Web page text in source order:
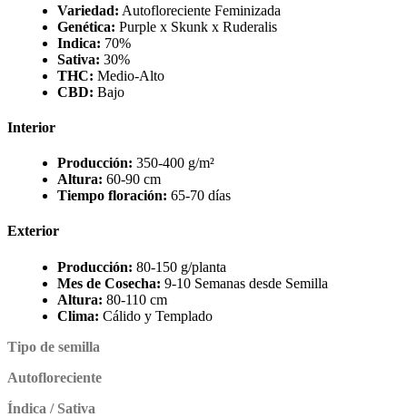
Variedad: Autofloreciente Feminizada
Genética: Purple x Skunk x Ruderalis
Indica: 70%
Sativa: 30%
THC: Medio-Alto
CBD: Bajo
Interior
Producción: 350-400 g/m²
Altura: 60-90 cm
Tiempo floración: 65-70 días
Exterior
Producción: 80-150 g/planta
Mes de Cosecha: 9-10 Semanas desde Semilla
Altura: 80-110 cm
Clima: Cálido y Templado
Tipo de semilla
Autofloreciente
Índica / Sativa